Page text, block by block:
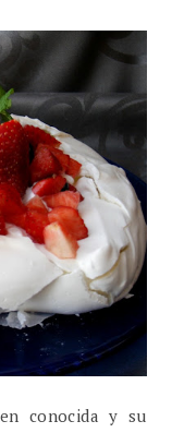
conocida y su